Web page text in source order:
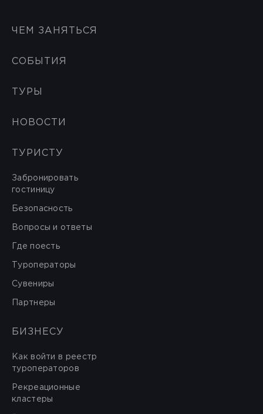
ЧЕМ ЗАНЯТЬСЯ
СОБЫТИЯ
ТУРЫ
НОВОСТИ
ТУРИСТУ
Забронировать
гостиницу
Безопасность
Вопросы и ответы
Где поесть
Туроператоры
Сувениры
Партнеры
БИЗНЕСУ
Как войти в реестр
туроператоров
Рекреационные
кластеры